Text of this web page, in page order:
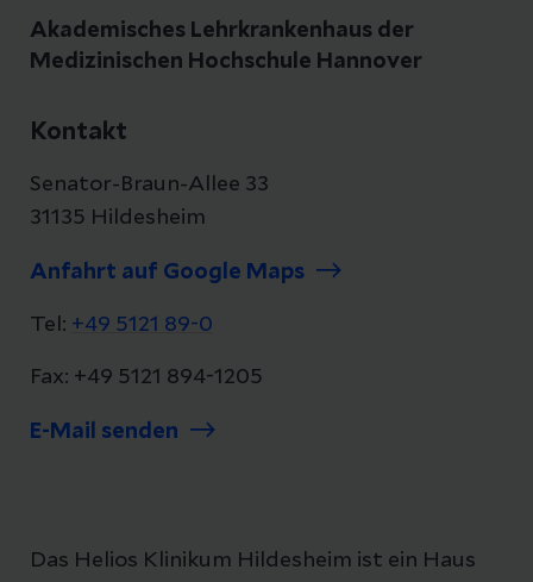
Akademisches Lehrkrankenhaus der
Medizinischen Hochschule Hannover
Kontakt
Senator-Braun-Allee 33
31135 Hildesheim
Anfahrt auf Google Maps
Tel: +49 5121 89-0
Fax: +49 5121 894-1205
E-Mail senden
Das Helios Klinikum Hildesheim ist ein Haus